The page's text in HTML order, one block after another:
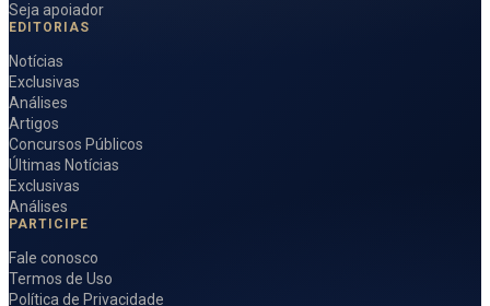
Seja apoiador
EDITORIAS
Notícias
Exclusivas
Análises
Artigos
Concursos Públicos
Últimas Notícias
Exclusivas
Análises
PARTICIPE
Fale conosco
Termos de Uso
Política de Privacidade